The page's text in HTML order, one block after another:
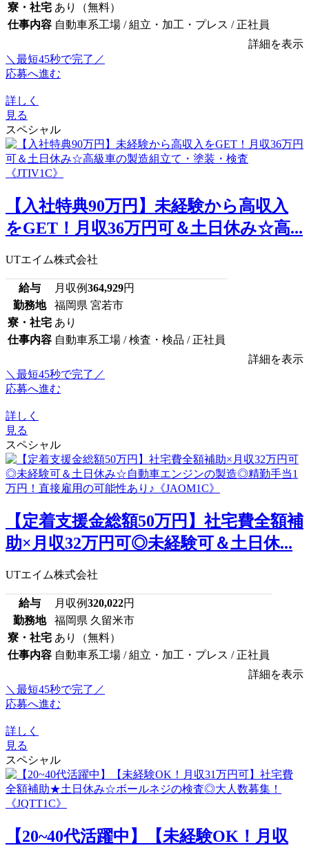
寮・社宅 あり（無料）
仕事内容 自動車系工場 / 組立・加工・プレス / 正社員
詳細を表示
＼最短45秒で完了／
応募へ進む
詳しく
見る
スペシャル
【入社特典90万円】未経験から高収入
をGET！月収36万円可＆土日休み☆高...
UTエイム株式会社
給与 月収例364,929円
勤務地
福岡県 宮若市
寮・社宅 あり
仕事内容 自動車系工場 / 検査・検品 / 正社員
詳細を表示
＼最短45秒で完了／
応募へ進む
詳しく
見る
スペシャル
【定着支援金総額50万円】社宅費全額補
助×月収32万円可◎未経験可＆土日休...
UTエイム株式会社
給与 月収例320,022円
勤務地
福岡県 久留米市
寮・社宅 あり（無料）
仕事内容 自動車系工場 / 組立・加工・プレス / 正社員
詳細を表示
＼最短45秒で完了／
応募へ進む
詳しく
見る
スペシャル
【20~40代活躍中】【未経験OK！月収